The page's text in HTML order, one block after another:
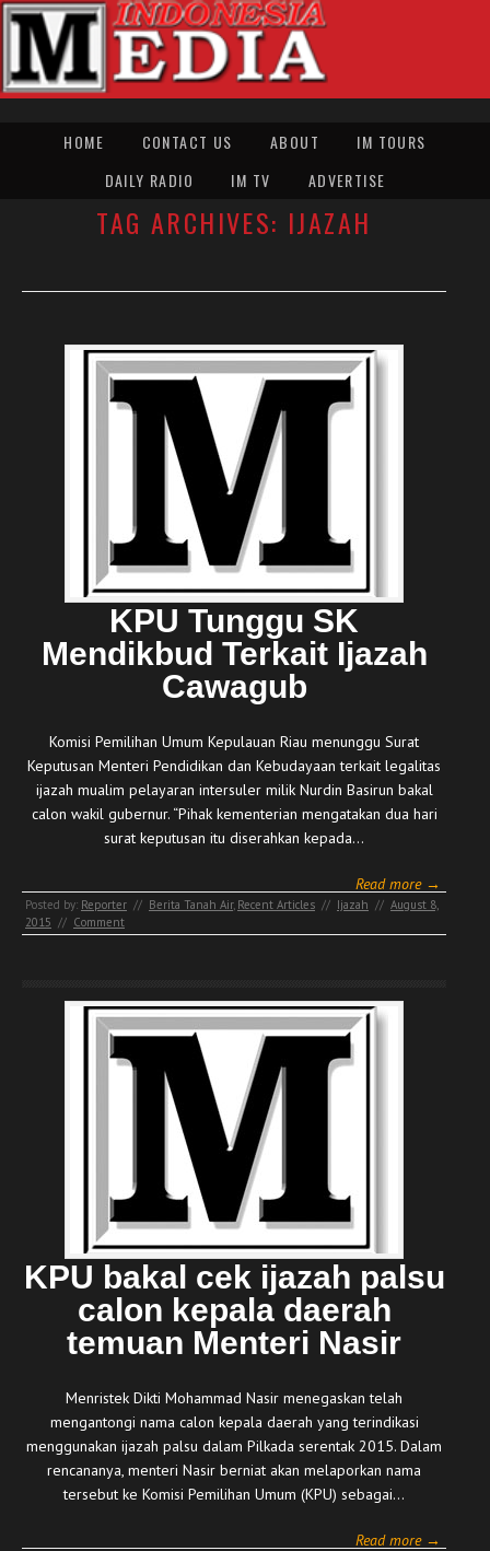
HOME CONTACT US ABOUT
IM TOURS
DAILY RADIO
IM TV ADVERTISE
TAG ARCHIVES: IJAZAH
KPU Tunggu SK
Mendikbud Terkait Ijazah
Cawagub
Komisi Pemilihan Umum Kepulauan Riau menunggu Surat
Keputusan Menteri Pendidikan dan Kebudayaan terkait legalitas
ijazah mualim pelayaran intersuler milik Nurdin Basirun bakal
calon wakil gubernur. “Pihak kementerian mengatakan dua hari
surat keputusan itu diserahkan kepada…
Read more →
Posted by: Reporter // Berita Tanah Air, Recent Articles // Ijazah // August 8,
2015 // Comment
KPU bakal cek ijazah palsu
calon kepala daerah
temuan Menteri Nasir
Menristek Dikti Mohammad Nasir menegaskan telah
mengantongi nama calon kepala daerah yang terindikasi
menggunakan ijazah palsu dalam Pilkada serentak 2015. Dalam
rencananya, menteri Nasir berniat akan melaporkan nama
tersebut ke Komisi Pemilihan Umum (KPU) sebagai…
Read more →